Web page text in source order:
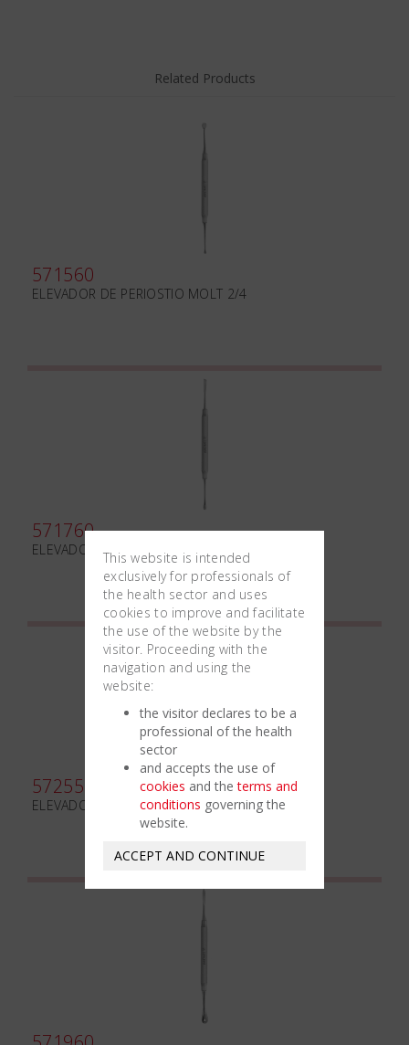
Related Products
571560
ELEVADOR DE PERIOSTIO MOLT 2/4
571760
ELEVADOR DE PERIOSTIO 24G
572550
ELEVADOR DE PERIOSTIO HOPKINS N.2
This website is intended
exclusively for professionals of
the health sector and uses
cookies to improve and facilitate
the use of the website by the
visitor. Proceeding with the
navigation and using the
website:
the visitor declares to be a
professional of the health
sector
and accepts the use of
cookies and theterms and
conditions governing the
website.
ACCEPT AND CONTINUE